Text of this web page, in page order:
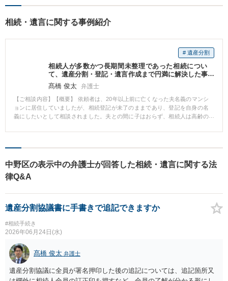
相続・遺言に関する事例紹介
# 遺産分割
相続人が多数かつ長期間未整理であった相続につい
て、遺産分割・登記・遺言作成まで円満に解決した事
例
髙橋 俊太 弁護士
【ご相談内容】【概要】 依頼者は、20年以上前に亡くなった夫名義のマンシ
ョンに居住していましたが、相続登記が未了のままであり、登記を自身の名
義にしたいとして相談されました。夫との間に子はおらず、相続人は高齢の
後、相続人調査を開始し、戦災で消失した戸籍を含めて丁寧に調査を行いま
記申請および将来に備えた遺言公正証書の作成まで一貫して対応しました。
【弁護士コメント】 数次相続も絡み、相続関係の把握自体が難しい事案でし
たが、初期段階から調査と手続を並行して進めたことが早期解決につながり
することなく解決できた点に意義があります。相続整理を包括的に行った事
例といえます。
中野区の表示中の弁護士が回答した相続・遺言に関する法
律Q&A
遺産分割協議書に手書きで追記できますか
#相続手続き
2026年06月24日(水)
髙橋 俊太 弁護士
遺産分割協議に全員が署名押印した後の追記については、追記箇所又